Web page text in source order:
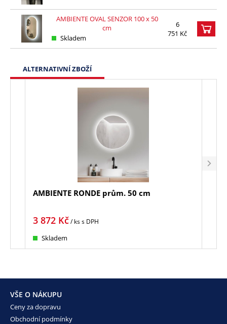
AMBIENTE OVAL SENZOR 100 x 50
cm
Skladem
6
751 Kč
ALTERNATIVNÍ ZBOŽÍ
AMBIENTE RONDE prům. 50 cm
3 872 Kč/ kss DPH
Skladem
VŠE O NÁKUPU
Ceny za dopravu
Obchodní podmínky